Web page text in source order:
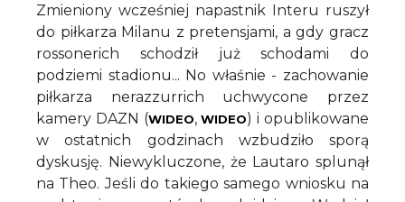
Zmieniony wcześniej napastnik Interu ruszył
do piłkarza Milanu z pretensjami, a gdy gracz
rossonerich schodził już schodami do
podziemi stadionu... No właśnie - zachowanie
piłkarza nerazzurrich uchwycone przez
kamery DAZN (WIDEO,WIDEO) i opublikowane
w ostatnich godzinach wzbudziło sporą
dyskusję. Niewykluczone, że Lautaro splunął
na Theo. Jeśli do takiego samego wniosku na